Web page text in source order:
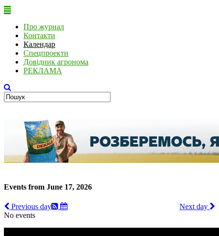
Про журнал
Контакти
Календар
Спецпроекти
Довідник агронома
РЕКЛАМА
Events from June 17, 2026
Previous day
Next day
No events